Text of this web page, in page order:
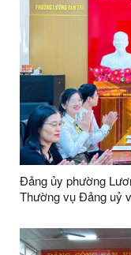
Đảng ủy phường
Thường vụ Đảng uỷ